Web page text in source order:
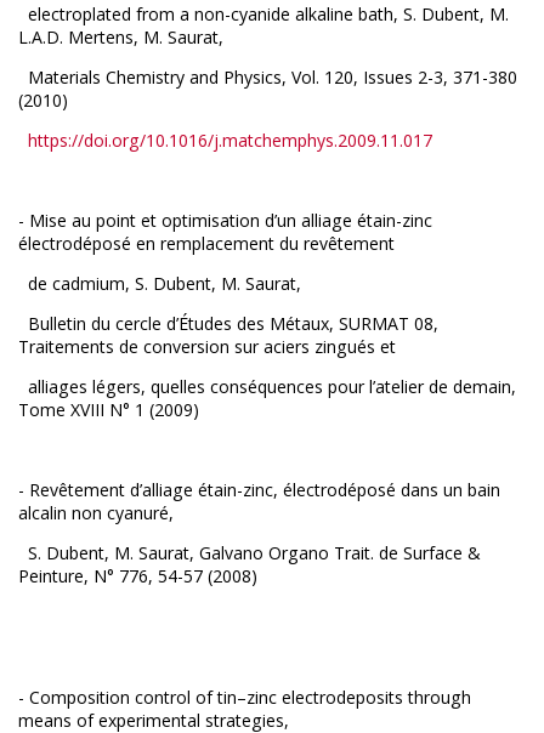
electroplated from a non-cyanide alkaline bath, S. Dubent, M.
L.A.D. Mertens, M. Saurat,
Materials Chemistry and Physics, Vol. 120, Issues 2-3, 371-380
(2010)
https://doi.org/10.1016/j.matchemphys.2009.11.017
- Mise au point et optimisation d’un alliage étain-zinc
électrodéposé en remplacement du revêtement
de cadmium, S. Dubent, M. Saurat,
Bulletin du cercle d’Études des Métaux, SURMAT 08,
Traitements de conversion sur aciers zingués et
alliages légers, quelles conséquences pour l’atelier de demain,
Tome XVIII N° 1 (2009)
- Revêtement d’alliage étain-zinc, électrodéposé dans un bain
alcalin non cyanuré,
S. Dubent, M. Saurat, Galvano Organo Trait. de Surface &
Peinture, N° 776, 54-57 (2008)
- Composition control of tin–zinc electrodeposits through
means of experimental strategies,